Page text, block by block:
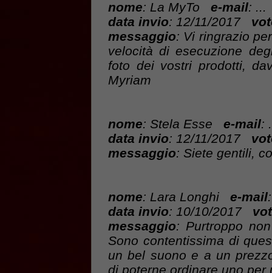
nome: La MyTo e-mail: ...
data invio: 12/11/2017
messaggio: Vi ringrazio
velocità di esecuzione
foto dei vostri prodotti,
Myriam
nome: Stela Esse e-mail:
data invio: 12/11/2017
messaggio: Siete gentili,
nome: Lara Longhi e-mail
data invio: 10/10/2017
messaggio: Purtroppo
Sono contentissima di
un bel suono e a un
di poterne ordinare uno